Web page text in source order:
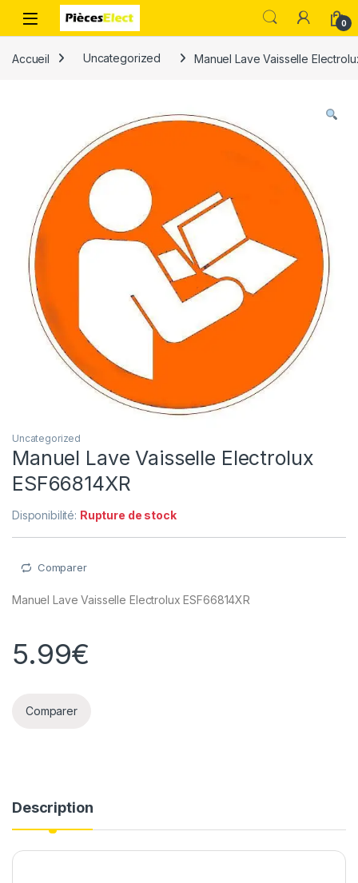
0
Accueil Uncategorized Manuel Lave Vaisselle
Uncategorized
Manuel Lave Vaisselle Electrolux
ESF66814XR
Disponibilité: Rupture de stock
Comparer
Manuel Lave Vaisselle Electrolux ESF66814XR
5.99€
Comparer
Description